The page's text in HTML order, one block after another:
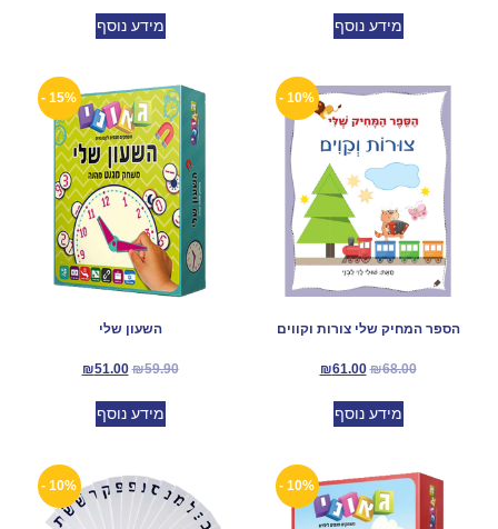
מידע נוסף מידע נוסף
10% -
הספר המחיק שלי צורות וקווים
₪68.00
₪61.00
מידע נוסף
15% -
השעון שלי
₪59.90
₪51.00
מידע נוסף
10% -
10% -